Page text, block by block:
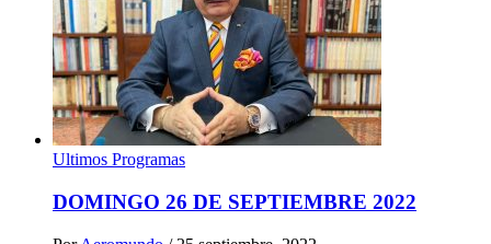
Ultimos Programas
DOMINGO 26 DE SEPTIEMBRE 2022